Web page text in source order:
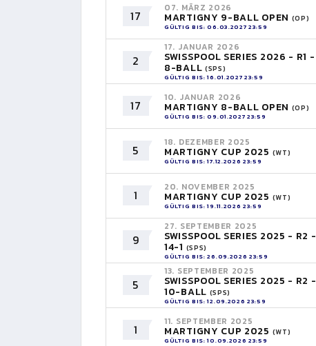
17
07. MÄRZ 2026
MARTIGNY 9-BALL OPEN (OP)
GÜLTIG BIS: 06.03.2027 23:59
2
17. JANUAR 2026
SWISSPOOL SERIES 2026 - R1 -
8-BALL (SPS)
GÜLTIG BIS: 16.01.2027 23:59
17
10. JANUAR 2026
MARTIGNY 8-BALL OPEN (OP)
GÜLTIG BIS: 09.01.2027 23:59
5
18. DEZEMBER 2025
MARTIGNY CUP 2025 (WT)
GÜLTIG BIS: 17.12.2026 23:59
1
20. NOVEMBER 2025
MARTIGNY CUP 2025 (WT)
GÜLTIG BIS: 19.11.2026 23:59
9
27. SEPTEMBER 2025
SWISSPOOL SERIES 2025 - R2 -
14-1 (SPS)
GÜLTIG BIS: 26.09.2026 23:59
5
13. SEPTEMBER 2025
SWISSPOOL SERIES 2025 - R2 -
10-BALL (SPS)
GÜLTIG BIS: 12.09.2026 23:59
1
11. SEPTEMBER 2025
MARTIGNY CUP 2025 (WT)
GÜLTIG BIS: 10.09.2026 23:59